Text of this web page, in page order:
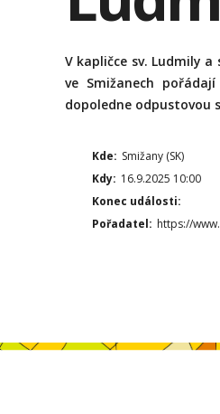
V kapličce sv. Ludmily a
ve Smižanech
dopoledne odpustovou
Kde: Smižany (SK)
Kdy: 16.9.2025 10:00
Konec události:
Pořadatel: https://